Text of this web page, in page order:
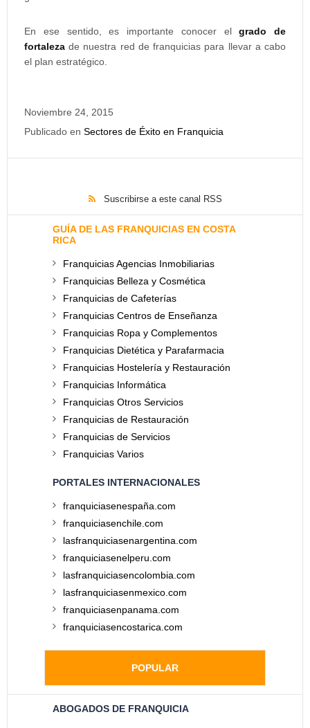
En ese sentido, es importante conocer elgrado de
fortaleza de nuestra red de franquicias para llevar a cabo
el plan estratégico.
Noviembre 24, 2015
Publicado en Sectores de Éxito en Franquicia
Suscribirse a este canal RSS
GUÍA DE LAS FRANQUICIAS EN COSTA
RICA
Franquicias Agencias Inmobiliarias
Franquicias Belleza y Cosmética
Franquicias de Cafeterías
Franquicias Centros de Enseñanza
Franquicias Ropa y Complementos
Franquicias Dietética y Parafarmacia
Franquicias Hostelería y Restauración
Franquicias Informática
Franquicias Otros Servicios
Franquicias de Restauración
Franquicias de Servicios
Franquicias Varios
PORTALES INTERNACIONALES
franquiciasenespaña.com
franquiciasenchile.com
lasfranquiciasenargentina.com
franquiciasenelperu.com
lasfranquiciasencolombia.com
lasfranquiciasenmexico.com
franquiciasenpanama.com
franquiciasencostarica.com
POPULAR
ABOGADOS DE FRANQUICIA